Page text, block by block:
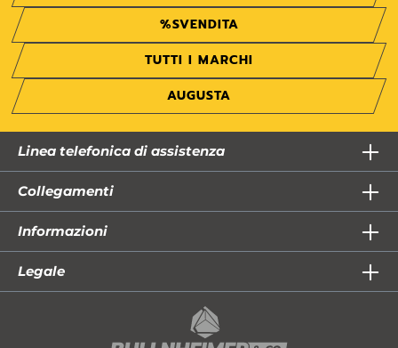
%SVENDITA
TUTTI I MARCHI
AUGUSTA
Linea telefonica di assistenza
Collegamenti
Informazioni
Legale